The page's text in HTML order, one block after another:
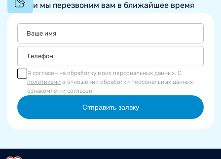
и мы перезвоним вам в ближайшее время
Я согласен на обработку моих персональных данных. С
политиками в отношении обработки персональных данных
ознакомлен и согласен
Отправить заявку